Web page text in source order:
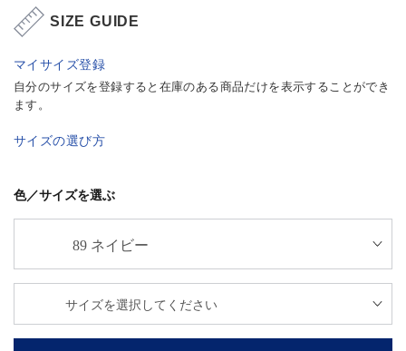
SIZE GUIDE
マイサイズ登録
自分のサイズを登録すると在庫のある商品だけを表示することができ
ます。
サイズの選び方
色／サイズを選ぶ